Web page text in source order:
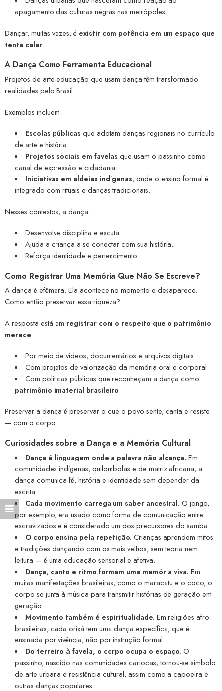
apagamento das culturas negras nas metrópoles.
Dançar, muitas vezes, é existir com potência em um espaço que
tenta calar.
A Dança Como Ferramenta Educacional
Projetos de arte-educação que usam dança têm transformado
realidades pelo Brasil.
Exemplos incluem:
Escolas públicas que adotam danças regionais no currículo
de arte e história.
Projetos sociais em favelas que usam o passinho como
canal de expressão e cidadania.
Iniciativas em aldeias indígenas, onde o ensino formal é
integrado com rituais e danças tradicionais.
Nesses contextos, a dança:
Desenvolve disciplina e escuta.
Ajuda a criança a se conectar com sua história.
Reforça identidade e pertencimento.
Como Registrar Uma Memória Que Não Se Escreve?
A dança é efêmera. Ela acontece no momento e desaparece.
Como então preservar essa riqueza?
A resposta está em registrar com o respeito que o patrimônio
merece:
Por meio de vídeos, documentários e arquivos digitais.
Com projetos de valorização da memória oral e corporal.
Com políticas públicas que reconheçam a dança como
patrimônio imaterial brasileiro.
Preservar a dança é preservar o que o povo sente, canta e resiste
— com o corpo.
Curiosidades sobre a Dança e a Memória Cultural
Dança é linguagem onde a palavra não alcança. Em
comunidades indígenas, quilombolas e de matriz africana, a
dança comunica fé, história e identidade sem depender da
escrita.
Cada movimento carrega um saber ancestral. O jongo,
por exemplo, era usado como forma de comunicação entre
escravizados e é considerado um dos precursores do samba.
O corpo ensina pela repetição. Crianças aprendem mitos
e tradições dançando com os mais velhos, sem teoria nem
leitura — é uma educação sensorial e afetiva.
Dança, canto e ritmo formam uma memória viva. Em
muitas manifestações brasileiras, como o maracatu e o coco, o
corpo se junta à música para transmitir histórias de geração em
geração.
Movimento também é espiritualidade. Em religiões afro-
brasileiras, cada orixá tem uma dança específica, que é
ensinada por vivência, não por instrução formal.
Do terreiro à favela, o corpo ocupa o espaço. O
passinho, nascido nas comunidades cariocas, tornou-se símbolo
de arte urbana e resistência cultural, assim como a capoeira e
outras danças populares.